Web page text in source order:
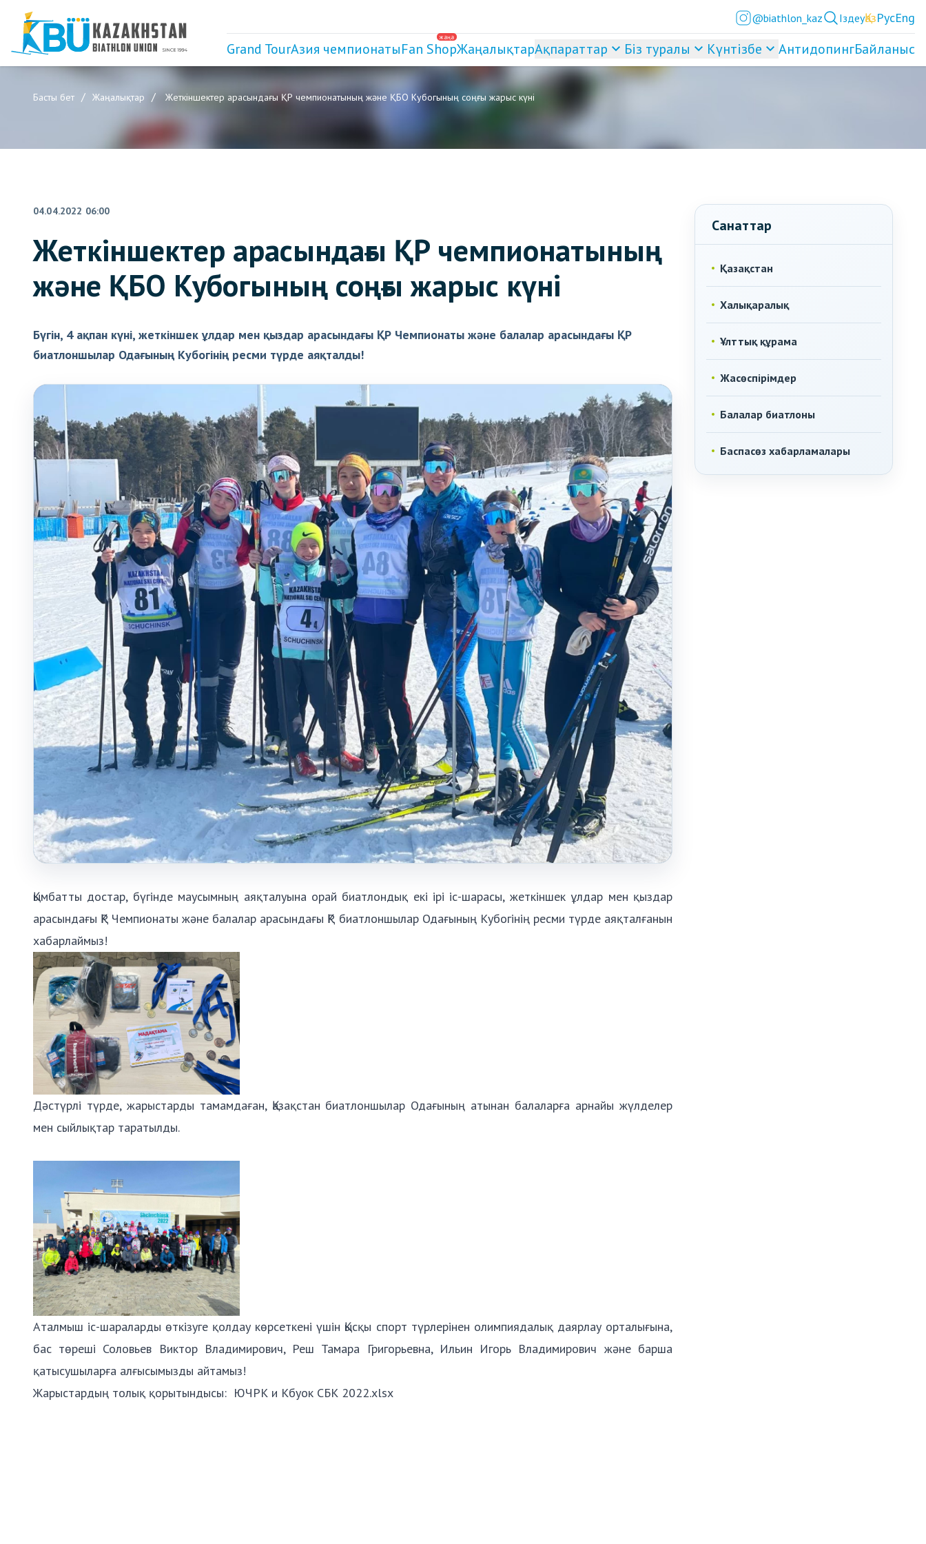
@biathlon_kaz ІздеуҚазРусEng
Grand TourАзия чемпионаты
жаңа
Fan ShopЖаңалықтарАқпараттар Біз туралы Күнтізбе АнтидопингБайланыс
Басты бет Жаңалықтар Жеткіншектер арасындағы ҚР чемпионатының және ҚБО Кубогының соңғы жарыс күні
04.04.2022 06:00
Жеткіншектер арасындағы ҚР чемпионатының
және ҚБО Кубогының соңғы жарыс күні
Бүгін, 4 ақпан күні, жеткіншек ұлдар мен қыздар арасындағы ҚР Чемпионаты және балалар арасындағы ҚР
биатлоншылар Одағының Кубогінің ресми түрде аяқталды!
Қымбатты достар, бүгінде маусымның аяқталуына орай биатлондық екі ірі іс-шарасы, жеткіншек ұлдар мен қыздар
арасындағы ҚР Чемпионаты және балалар арасындағы ҚР биатлоншылар Одағының Кубогінің ресми түрде аяқталғанын
хабарлаймыз!
Дәстүрлі түрде, жарыстарды тамамдаған, Қазақстан биатлоншылар Одағының атынан балаларға арнайы жүлделер
мен сыйлықтар таратылды.
Аталмыш іс-шараларды өткізуге қолдау көрсеткені үшін Қысқы спорт түрлерінен олимпиядалық даярлау орталығына,
бас төреші Соловьев Виктор Владимирович, Реш Тамара Григорьевна, Ильин Игорь Владимирович және барша
қатысушыларға алғысымызды айтамыз!
Жарыстардың толық қорытындысы: ЮЧРК и Кбуок СБК 2022.xlsx
Санаттар
Қазақстан
Халықаралық
Ұлттық құрама
Жасөспірімдер
Балалар биатлоны
Баспасөз хабарламалары